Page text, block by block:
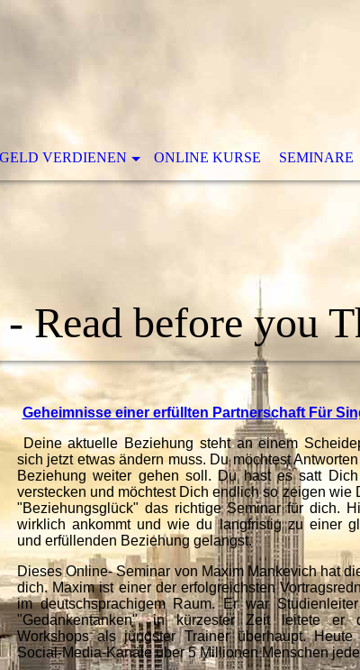
GELD VERDIENEN ONLINE KURSE SEMINARE
Read before you
Geheimnisse einer erfüllten Partnerschaft Für
Deine aktuelle Beziehung steht an einem
sich jetzt etwas ändern muss. Du möchtest
Beziehung weiter gehen soll. Du hast es satt
verstecken und möchtest Dich endlich so zeigen wie
"Beziehungsglück" das richtige Seminar für dich.
wirklich ankommt und wie du langfristig zu einer
und erfüllenden Beziehung gelangst.
Dieses Online- Seminar von Maxim Mankevich hat
dich. Maxim ist einer der erfolgreichsten
im deutschsprachigem Raum. Er war
"Gedankentanken", in kürzester Zeit leitete er
Workshops als jüngster Trainer überhaupt.
Social-Media-Kanäle über 5 Millionen Menschen